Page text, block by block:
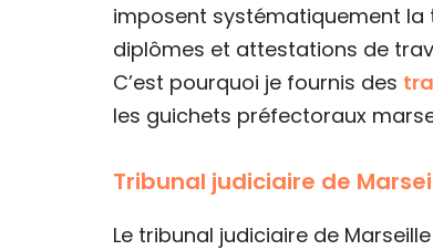
imposent systématiquement la
diplômes et attestations de
C’est pourquoi je fournis des
les guichets préfectoraux
Tribunal judiciaire de
Le tribunal judiciaire de